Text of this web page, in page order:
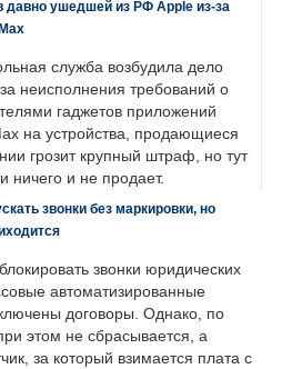
ушедшей из РФ Apple из-за
служба возбудила дело
неисполнения требований о
гаджетов приложений
на устройства, продающиеся
грозит крупный штраф, но тут
ничего и не продает.
звонки без маркировки, но
звонки юридических
автоматизированные
договоры. Однако, по
этом не сбрасывается, а
за который взимается плата с